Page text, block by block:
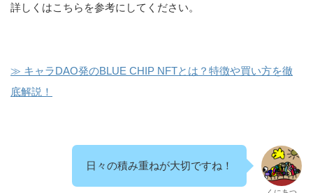
詳しくはこちらを参考にしてください。
≫ キャラDAO発のBLUE CHIP NFTとは？特徴や買い方を徹
底解説！
日々の積み重ねが大切ですね！